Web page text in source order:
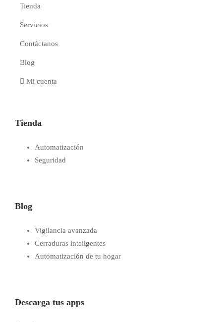
Tienda
Servicios
Contáctanos
Blog
Mi cuenta
Tienda
Automatización
Seguridad
Blog
Vigilancia avanzada
Cerraduras inteligentes
Automatización de tu hogar
Descarga tus apps